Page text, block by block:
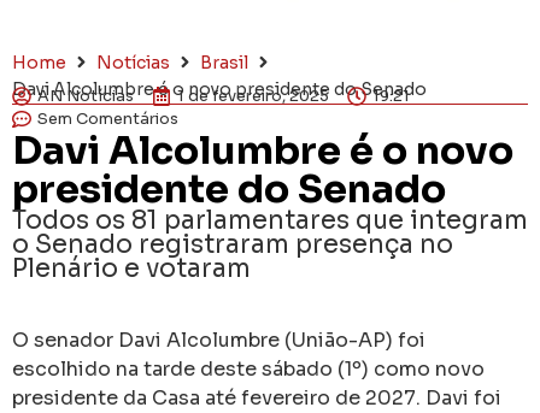
Home Notícias
Brasil
Davi Alcolumbre é o novo presidente do Senado
AN Notícias 1 de fevereiro, 2025
19:21
Sem Comentários
Davi Alcolumbre é o novo
presidente do Senado
Todos os 81 parlamentares que integram
o Senado registraram presença no
Plenário e votaram
O senador Davi Alcolumbre (União-AP) foi
escolhido na tarde deste sábado (1º) como novo
presidente da Casa até fevereiro de 2027. Davi foi